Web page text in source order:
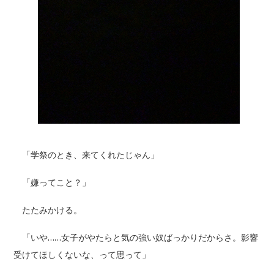
「学祭のとき、来てくれたじゃん」
「嫌ってこと？」
たたみかける。
「いや……女子がやたらと気の強い奴ばっかりだからさ。影響
受けてほしくないな、って思って」